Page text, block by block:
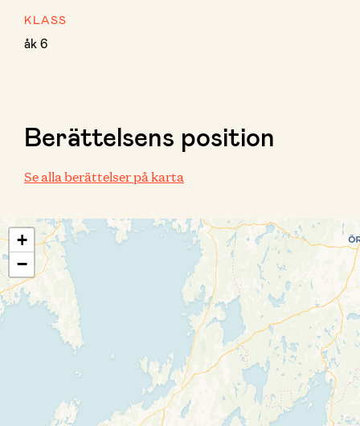
KLASS
åk 6
Berättelsens position
Se alla berättelser på karta
+
−